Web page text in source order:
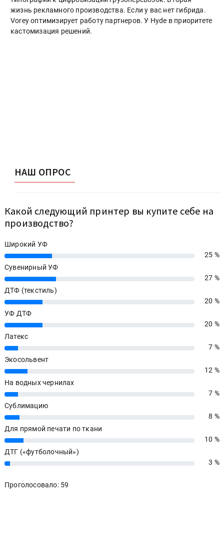
жизнь рекламного производства. Если у вас нет гибрида.
Vorey оптимизирует работу партнеров. У Hyde в приоритете
кастомизация решений.
НАШ ОПРОС
Какой следующий принтер вы купите себе на
производство?
Широкий УФ
25%
25 %
Сувенирный УФ
27%
27 %
ДТФ (текстиль)
20%
20 %
УФ ДТФ
20%
20 %
Латекс
7%
7 %
Экосольвент
12%
12 %
На водных чернилах
7%
7 %
Сублимацию
8%
8 %
Для прямой печати по ткани
10%
10 %
ДТГ («футболочный»)
3% 3 %
Проголосовало: 59